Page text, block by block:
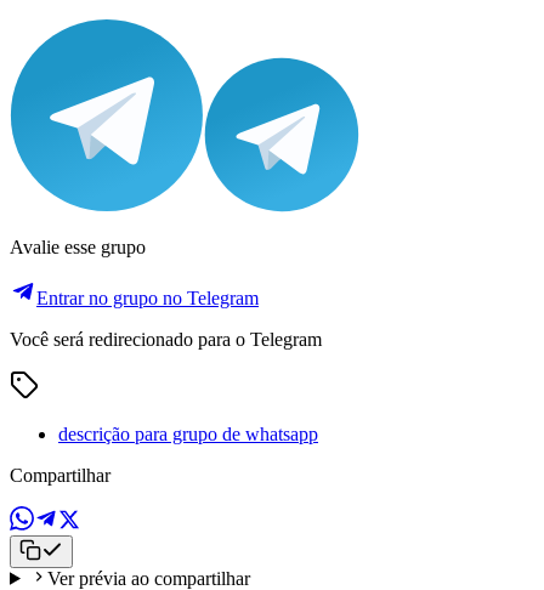
Avalie esse grupo
Entrar no grupo no Telegram
Você será redirecionado para o Telegram
descrição para grupo de whatsapp
Compartilhar
Ver prévia ao compartilhar